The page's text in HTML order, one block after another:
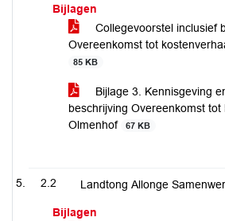
Bijlagen
Collegevoorstel inclusief
Overeenkomst tot
85 KB
Bijlage 3. Kennisgeving
beschrijving Overeenkomst
Olmenhof
67 KB
2.2 Landtong Allonge
Bijlagen